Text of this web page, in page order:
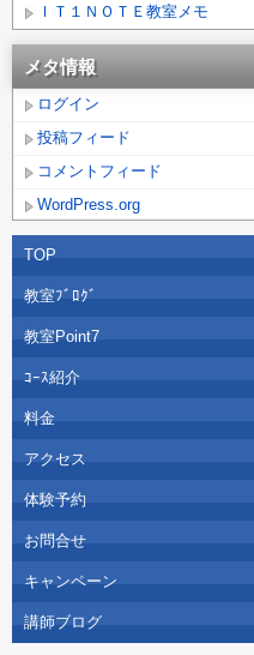
ＩＴ１ＮＯＴＥ教室メモ
メタ情報
ログイン
投稿フィード
コメントフィード
WordPress.org
TOP
教室ﾌﾞﾛｸﾞ
教室Point7
ｺｰｽ紹介
料金
アクセス
体験予約
お問合せ
キャンペーン
講師ブログ